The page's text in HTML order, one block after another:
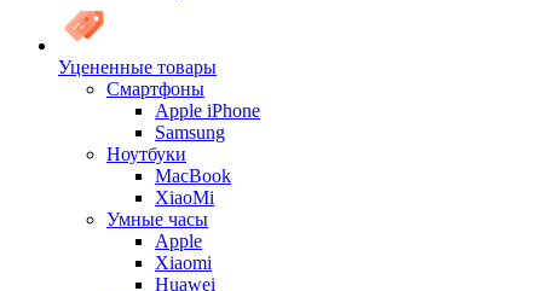
Уцененные товары
Cмартфоны
Apple iPhone
Samsung
Ноутбуки
MacBook
XiaoMi
Умные часы
Apple
Xiaomi
Huawei